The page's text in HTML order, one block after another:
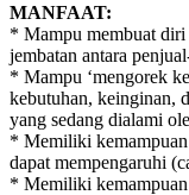
MANFAAT:
* Mampu membuat diri
jembatan antara
* Mampu ‘mengorek
kebutuhan, keinginan,
yang sedang dialami
* Memiliki kemampuan
dapat mempengaruhi
* Memiliki kemampuan